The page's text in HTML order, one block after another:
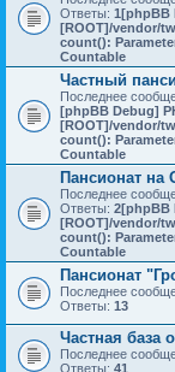
Ответы: 1[phpBB
[ROOT]/vendor/
count():
Countable
Частный
Последнее
[phpBB Debug]
[ROOT]/vendor/
count():
Countable
Пансионат на
Последнее
Ответы: 2[phpBB
[ROOT]/vendor/
count():
Countable
Пансионат
Последнее
Ответы: 13
Частная база
Последнее
Ответы: 41